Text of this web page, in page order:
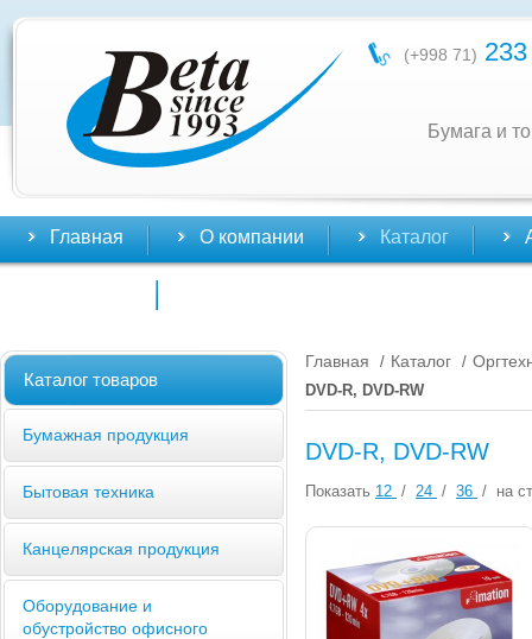
(+998 71)
Бумага и
Главная О компании Каталог
Каталог товаров
Бумажная продукция
Бытовая техника
Канцелярская продукция
Оборудование и
обустройство офисного
Главная / Каталог /
DVD-R, DVD-RW
DVD-R, DVD-RW
Показать 12 / 24 / 36 / на